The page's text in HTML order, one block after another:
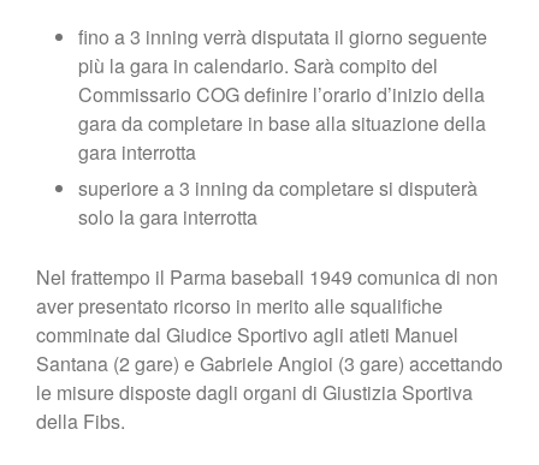
fino a 3 inning verrà disputata il giorno seguente
più la gara in calendario. Sarà compito del
Commissario COG definire l’orario d’inizio della
gara da completare in base alla situazione della
gara interrotta
superiore a 3 inning da completare si disputerà
solo la gara interrotta
Nel frattempo il Parma baseball 1949 comunica di non
aver presentato ricorso in merito alle squalifiche
comminate dal Giudice Sportivo agli atleti Manuel
Santana (2 gare) e Gabriele Angioi (3 gare) accettando
le misure disposte dagli organi di Giustizia Sportiva
della Fibs.